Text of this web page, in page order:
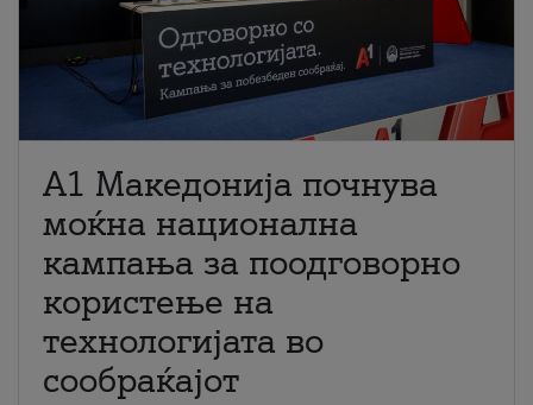
A1 Македонија почнува
моќна национална
кампања за поодговорно
користење на
технологијата во
сообраќајот